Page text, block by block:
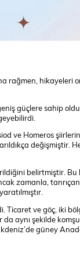
rağmen, hikayeleri
güçlere sahip
ve Homeros
değişmiştir.
belirtmiştir.
zamanla,
Ticaret ve göç, iki
aynı şekilde
güney